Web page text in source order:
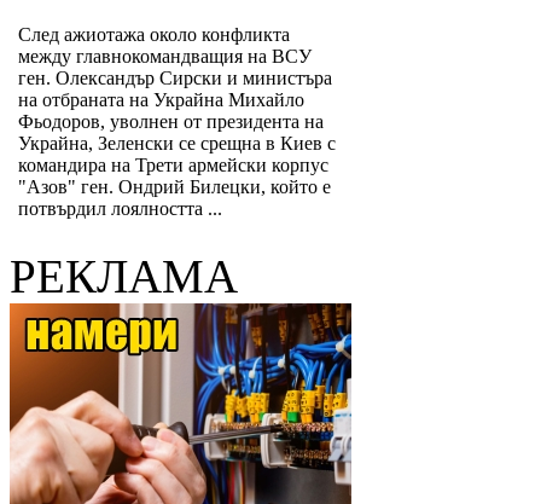
След ажиотажа около конфликта
между главнокомандващия на ВСУ
ген. Олександър Сирски и министъра
на отбраната на Украйна Михайло
Фьодоров, уволнен от президента на
Украйна, Зеленски се срещна в Киев с
командира на Трети армейски корпус
"Азов" ген. Ондрий Билецки, който е
потвърдил лоялността ...
РЕКЛАМА